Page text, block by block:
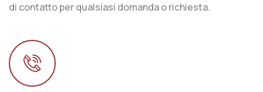
di contatto per qualsiasi domanda o richiesta.